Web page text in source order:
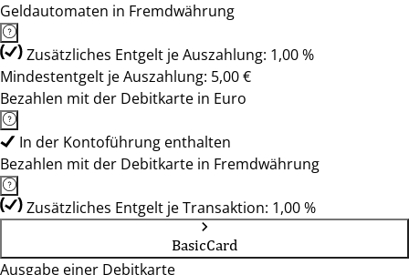
Geldautomaten in Fremdwährung
Zusätzliches Entgelt je Auszahlung: 1,00 %
Mindestentgelt je Auszahlung: 5,00 €
Bezahlen mit der Debitkarte in Euro
In der Kontoführung enthalten
Bezahlen mit der Debitkarte in Fremdwährung
Zusätzliches Entgelt je Transaktion: 1,00 %
BasicCard
Ausgabe einer Debitkarte